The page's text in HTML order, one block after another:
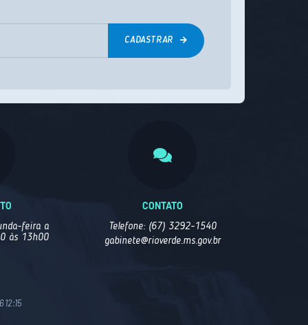
CADASTRAR
feira a
às 13h00
CONTATO
Telefone: (67) 3292-1540
gabinete@rioverde.ms.gov.br
12:15